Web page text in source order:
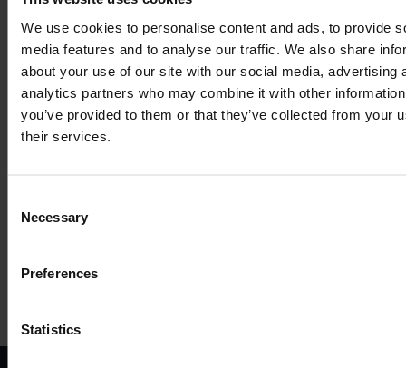
We use cookies to personalise content and ads, to provide
media features and to analyse our traffic. We also share
about your use of our site with our social media, advertising
analytics partners who may combine it with other
you’ve provided to them or that they’ve collected from your
their services.
Selection
Necessary
Preferences
Statistics
COMPATIBLE
ACCESSORIES